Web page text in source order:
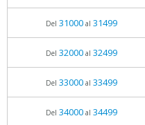
Del 31000al 31499
Del 32000al 32499
Del 33000al 33499
Del 34000al 34499